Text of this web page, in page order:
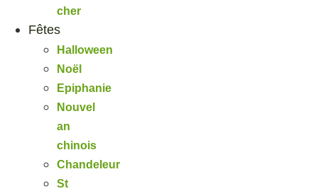
cher
Fêtes
Halloween
Noël
Epiphanie
Nouvel
an
chinois
Chandeleur
St